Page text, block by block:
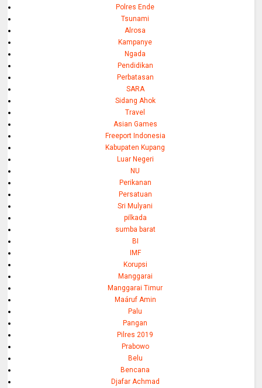
Polres Ende
Tsunami
Alrosa
Kampanye
Ngada
Pendidikan
Perbatasan
SARA
Sidang Ahok
Travel
Asian Games
Freeport Indonesia
Kabupaten Kupang
Luar Negeri
NU
Perikanan
Persatuan
Sri Mulyani
pilkada
sumba barat
BI
IMF
Korupsi
Manggarai
Manggarai Timur
Maáruf Amin
Palu
Pangan
Pilres 2019
Prabowo
Belu
Bencana
Djafar Achmad